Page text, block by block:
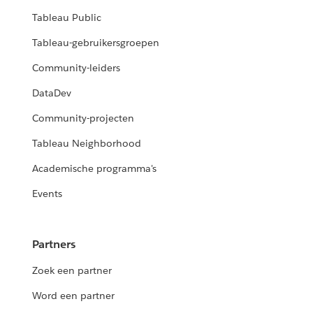
Tableau Public
Tableau-gebruikersgroepen
Community-leiders
DataDev
Community-projecten
Tableau Neighborhood
Academische programma's
Events
Partners
Zoek een partner
Word een partner